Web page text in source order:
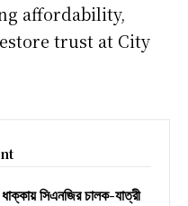
affordability,
trust at City
ধাক্কায় সিএনজির চালক-যাত্রী